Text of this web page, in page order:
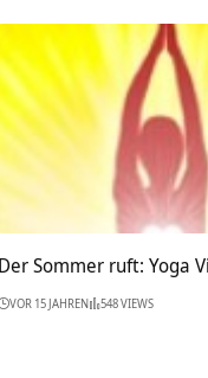
Der Sommer ruft: Yoga
VOR 15 JAHREN 548 VIEWS